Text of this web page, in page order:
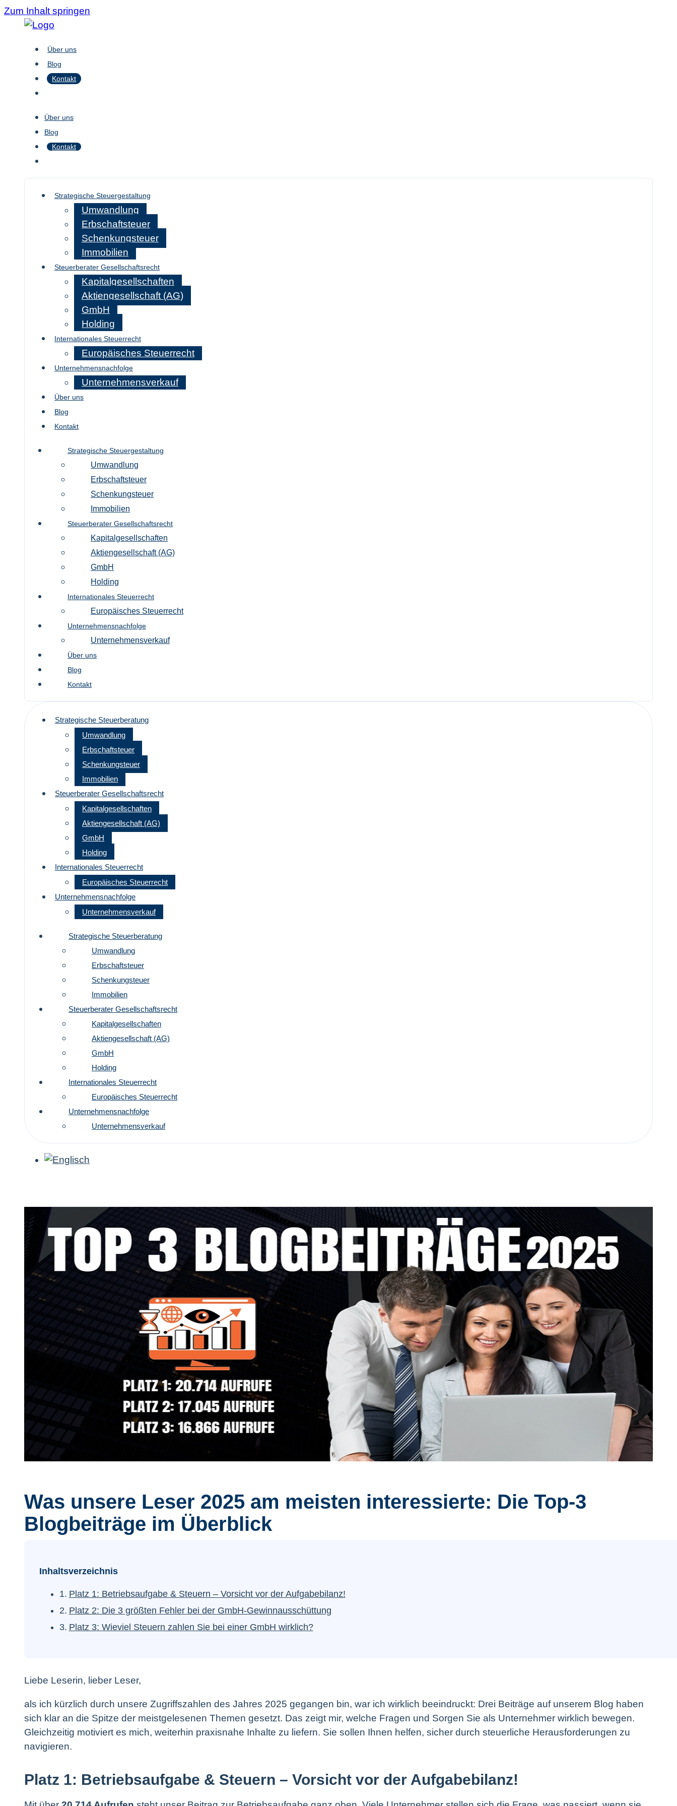
Zum Inhalt springen
Über uns
Blog
Kontakt
Über uns
Blog
Kontakt
Strategische Steuergestaltung
Umwandlung
Erbschaftsteuer
Schenkungsteuer
Immobilien
Steuerberater Gesellschaftsrecht
Kapitalgesellschaften
Aktiengesellschaft (AG)
GmbH
Holding
Internationales Steuerrecht
Europäisches Steuerrecht
Unternehmensnachfolge
Unternehmensverkauf
Über uns
Blog
Kontakt
Strategische Steuergestaltung
Umwandlung
Erbschaftsteuer
Schenkungsteuer
Immobilien
Steuerberater Gesellschaftsrecht
Kapitalgesellschaften
Aktiengesellschaft (AG)
GmbH
Holding
Internationales Steuerrecht
Europäisches Steuerrecht
Unternehmensnachfolge
Unternehmensverkauf
Über uns
Blog
Kontakt
Strategische Steuerberatung
Umwandlung
Erbschaftsteuer
Schenkungsteuer
Immobilien
Steuerberater Gesellschaftsrecht
Kapitalgesellschaften
Aktiengesellschaft (AG)
GmbH
Holding
Internationales Steuerrecht
Europäisches Steuerrecht
Unternehmensnachfolge
Unternehmensverkauf
Strategische Steuerberatung
Umwandlung
Erbschaftsteuer
Schenkungsteuer
Immobilien
Steuerberater Gesellschaftsrecht
Kapitalgesellschaften
Aktiengesellschaft (AG)
GmbH
Holding
Internationales Steuerrecht
Europäisches Steuerrecht
Unternehmensnachfolge
Unternehmensverkauf
Was unsere Leser 2025 am meisten interessierte: Die Top-3
Blogbeiträge im Überblick
Inhaltsverzeichnis
Platz 1: Betriebsaufgabe & Steuern – Vorsicht vor der Aufgabebilanz!
Platz 2: Die 3 größten Fehler bei der GmbH-Gewinnausschüttung
Platz 3: Wieviel Steuern zahlen Sie bei einer GmbH wirklich?
Liebe Leserin, lieber Leser,
als ich kürzlich durch unsere Zugriffszahlen des Jahres 2025 gegangen bin, war ich wirklich beeindruckt: Drei Beiträge auf unserem Blog haben
sich klar an die Spitze der meistgelesenen Themen gesetzt. Das zeigt mir, welche Fragen und Sorgen Sie als Unternehmer wirklich bewegen.
Gleichzeitig motiviert es mich, weiterhin praxisnahe Inhalte zu liefern. Sie sollen Ihnen helfen, sicher durch steuerliche Herausforderungen zu
navigieren.
Platz 1: Betriebsaufgabe & Steuern – Vorsicht vor der Aufgabebilanz!